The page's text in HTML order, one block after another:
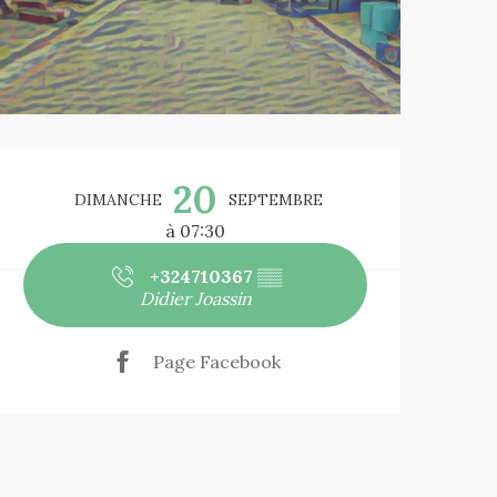
et
DIMANCHE 20 SEPTEMBRE
à 07:30
+324710367 ▒▒
Didier Joassin
Page Facebook